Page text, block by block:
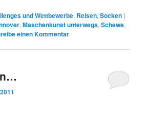
und Wettbewerbe, Reisen,Socken |
,Maschenkunst unterwegs,Schewe,
einen Kommentar